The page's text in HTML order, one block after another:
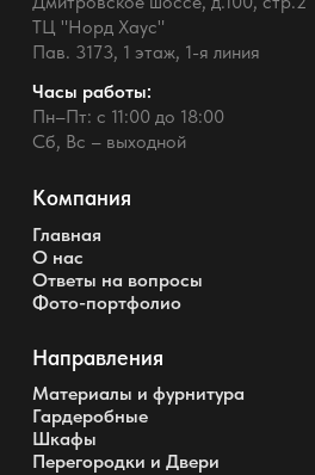
ТЦ "Норд Хаус"
Пав. 3173, 1 этаж, 1-я линия
Часы работы:
Пн–Пт: с 11:00 до 18:00
Сб, Вс – выходной
Компания
Главная
О нас
Ответы на вопросы
Фото-портфолио
Направления
Материалы и фурнитура
Гардеробные
Шкафы
Перегородки и Двери